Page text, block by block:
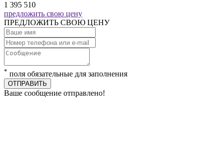
1 395 510
предложить свою цену
ПРЕДЛОЖИТЬ СВОЮ ЦЕНУ
* поля обязательные для заполнения
ОТПРАВИТЬ
Ваше сообщение отправлено!